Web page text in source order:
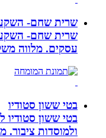
שרית שחם-
שרית שחם-
עסקים‏. ‏מלווה
בטי ששון סטודיו
ולמוסדות ציבור.